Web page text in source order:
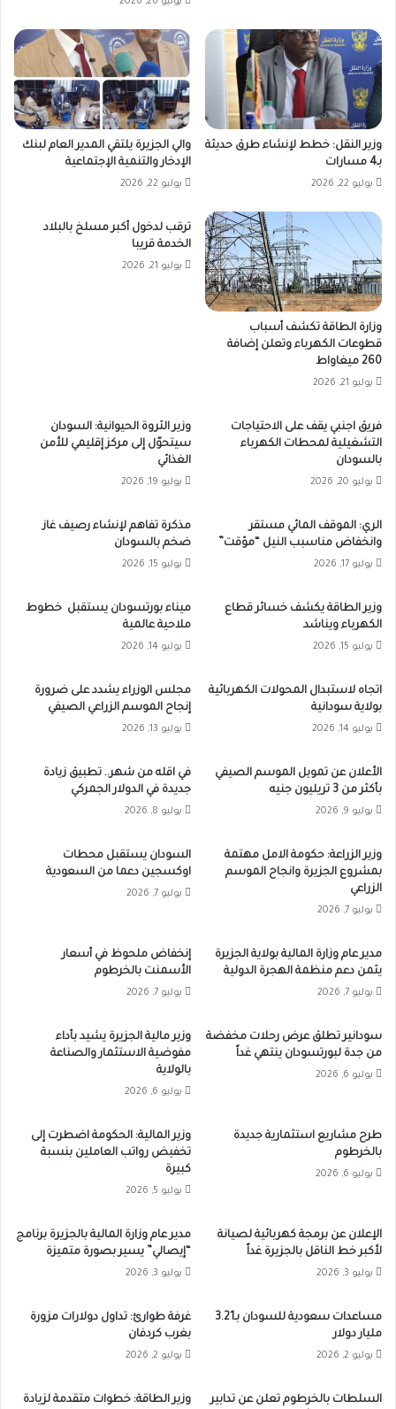
وزير النقل: خطط لإنشاء طرق حديثة
بـ4 مسارات
يوليو 22, 2026
والي الجزيرة يلتقي المدير العام لبنك
الإدخار والتنمية الإجتماعية
يوليو 22, 2026
وزارة الطاقة تكشف أسباب
قطوعات الكهرباء وتعلن إضافة
260 ميغاواط
يوليو 21, 2026
ترقب لدخول أكبر مسلخ بالبلاد
الخدمة قريبا
يوليو 21, 2026
فريق اجنبي يقف على الاحتياجات
التشغيلية لمحطات الكهرباء
بالسودان
يوليو 20, 2026
وزير الثروة الحيوانية: السودان
سيتحوّل إلى مركز إقليمي للأمن
الغذائي
يوليو 19, 2026
الري: الموقف المائي مستقر
وانخفاض مناسبب النيل “مؤقت”
يوليو 17, 2026
مذكرة تفاهم لإنشاء رصيف غاز
ضخم بالسودان
يوليو 15, 2026
وزير الطاقة يكشف خسائر قطاع
الكهرباء ويناشد
يوليو 15, 2026
ميناء بورتسودان يستقبل خطوط
ملاحية عالمية
يوليو 14, 2026
اتجاه لاستبدال المحولات الكهربائية
بولاية سودانية
يوليو 14, 2026
مجلس الوزراء يشدد على ضرورة
إنجاح الموسم الزراعي الصيفي
يوليو 13, 2026
الأعلان عن تمويل الموسم الصيفي
بأكثر من 3 تريليون جنيه
يوليو 9, 2026
في اقله من شهر.. تطبيق زيادة
جديدة في الدولار الجمركي
يوليو 8, 2026
وزير الزراعة: حكومة الامل مهتمة
بمشروع الجزيرة وانجاح الموسم
الزراعي
يوليو 7, 2026
السودان يستقبل محطات
اوكسجين دعما من السعودية
يوليو 7, 2026
مدير عام وزارة المالية بولاية الجزيرة
يثمن دعم منظمة الهجرة الدولية
يوليو 7, 2026
إنخفاض ملحوظ في أسعار
الأسمنت بالخرطوم
يوليو 7, 2026
سودانير تطلق عرض رحلات مخفضة
من جدة لبورتسودان ينتهي غداً
يوليو 6, 2026
وزير مالية الجزيرة يشيد بأداء
مفوضية الاستثمار والصناعة
بالولاية
يوليو 6, 2026
طرح مشاريع استثمارية جديدة
بالخرطوم
يوليو 6, 2026
وزير المالية: الحكومة اضطرت إلى
تخفيض رواتب العاملين بنسبة
كبيرة
يوليو 5, 2026
الإعلان عن برمجة كهربائية لصيانة
لأكبر خط الناقل بالجزيرة غداً
يوليو 3, 2026
مدير عام وزارة المالية بالجزيرة برنامج
“إيصالي” يسير بصورة متميزة
يوليو 3, 2026
مساعدات سعودية للسودان بـ3.21
مليار دولار
يوليو 2, 2026
غرفة طوارئ: تداول دولارات مزورة
بغرب كردفان
يوليو 2, 2026
السلطات بالخرطوم تعلن عن تدابير وزير الطاقة: خطوات متقدمة لزيادة